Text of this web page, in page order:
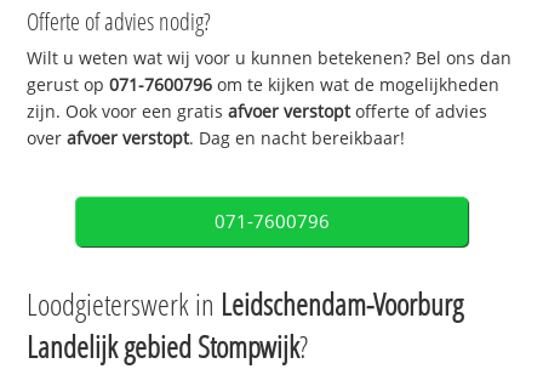
Offerte of advies nodig?
Wilt u weten wat wij voor u kunnen betekenen? Bel ons dan
gerust op071-7600796 om te kijken wat de mogelijkheden
zijn. Ook voor een gratisafvoer verstoptofferte of advies
overafvoer verstopt. Dag en nacht bereikbaar!
071-7600796
Loodgieterswerk in Leidschendam-Voorburg
Landelijk gebied Stompwijk?